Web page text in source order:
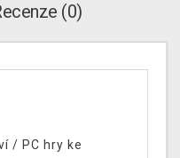
(0)
/ PC hry ke